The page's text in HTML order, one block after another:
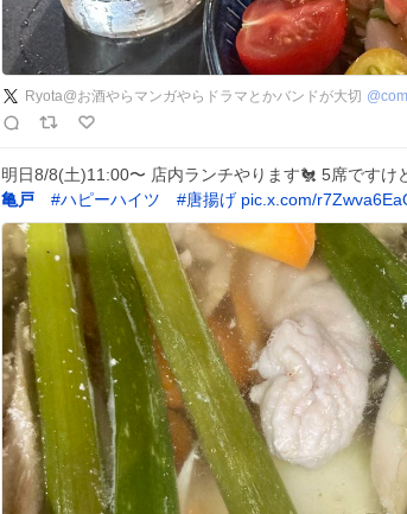
Ryota@お酒やらマンガやらドラマとかバンドが大切 @
明日8/8(土)11:00〜 店内ランチやります🐔 5席ですけ
亀戸
#ハピーハイツ #唐揚げ pic.x.com/